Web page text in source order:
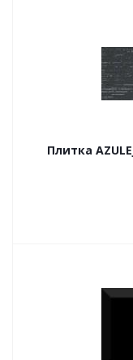
Плитка